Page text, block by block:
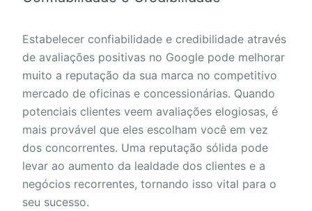
Estabelecer confiabilidade e credibilidade através
de avaliações positivas no Google pode melhorar
muito a reputação da sua marca no competitivo
mercado de oficinas e concessionárias. Quando
potenciais clientes veem avaliações elogiosas, é
mais provável que eles escolham você em vez
dos concorrentes. Uma reputação sólida pode
levar ao aumento da lealdade dos clientes e a
negócios recorrentes, tornando isso vital para o
seu sucesso.